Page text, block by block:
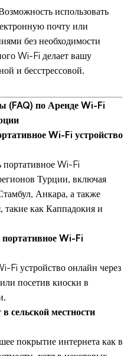
использовать
почту или
без необходимости
Wi-Fi делает вашу
и бесстрессовой.
(FAQ) по Аренде Wi-Fi
Wi-Fi устройство
портативное Wi-Fi
Турции, включая
Анкара, а также
такие как Каппадокия и
Wi-Fi
Fi устройство онлайн через
посетив киоски в
сельской местности
покрытие интернета как в